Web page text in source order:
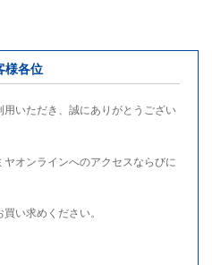
様各位
いただき、誠にありがとうござい
オンラインへのアクセスならびに
い求めください。